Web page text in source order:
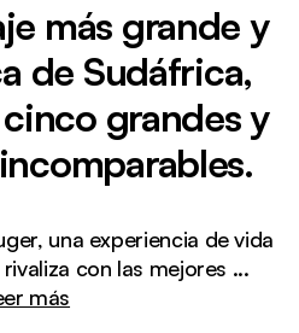
más grande y
de Sudáfrica,
grandes y
una experiencia de vida
con las mejores ...
más